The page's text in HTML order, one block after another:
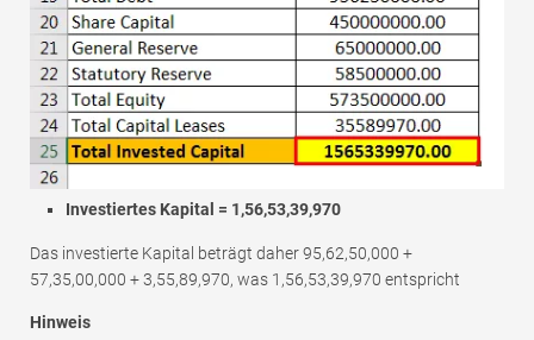
Investiertes Kapital = 1,56,53,39,970
Das investierte Kapital beträgt daher 95,62,50,000 +
57,35,00,000 + 3,55,89,970, was 1,56,53,39,970 entspricht
Hinweis